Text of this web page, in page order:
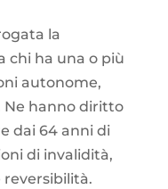
la
chi ha una o più
autonome,
Ne hanno diritto
dai 64 anni di
di invalidità,
reversibilità.